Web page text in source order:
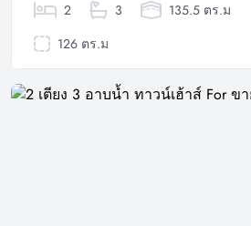
2 3
135.5 ตร.ม
126 ตร.ม